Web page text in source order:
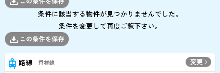
船橋店でお探しの方
博多店でお探しの方
スタッフ紹介
条件に該当する物件が見つかりませんでした。
条件を変更して再度ご覧下さい。
この条件を保存
路線 香椎線 変更